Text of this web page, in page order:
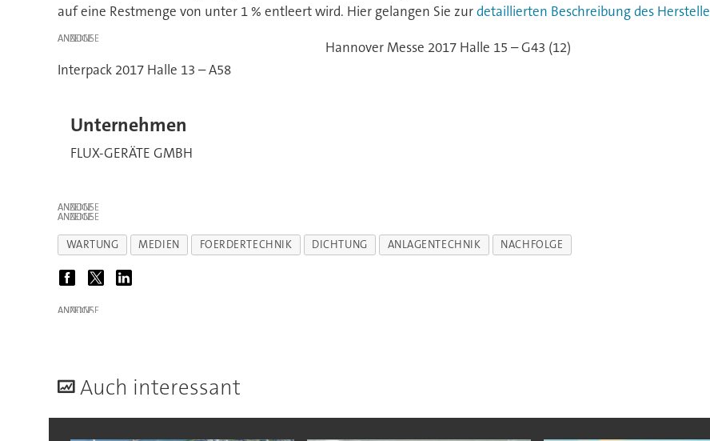
auf eine Restmenge von unter 1 % entleert wird. Hier gelangen Sie zurdetaillierten Beschreibung des
ANZEIGE
Hannover Messe 2017 Halle 15 – G43 (12)
Interpack 2017 Halle 13 – A58
Unternehmen
FLUX-GERÄTE GMBH
ANZEIGE
ANZEIGE
WARTUNG MEDIEN FOERDERTECHNIK DICHTUNG ANLAGENTECHNIK NACHFOLGE
ANZEIGE
Auch interessant